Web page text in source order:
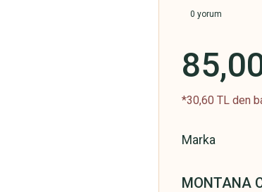
0 yorum
*30,60 TL den
Marka
MONTANA